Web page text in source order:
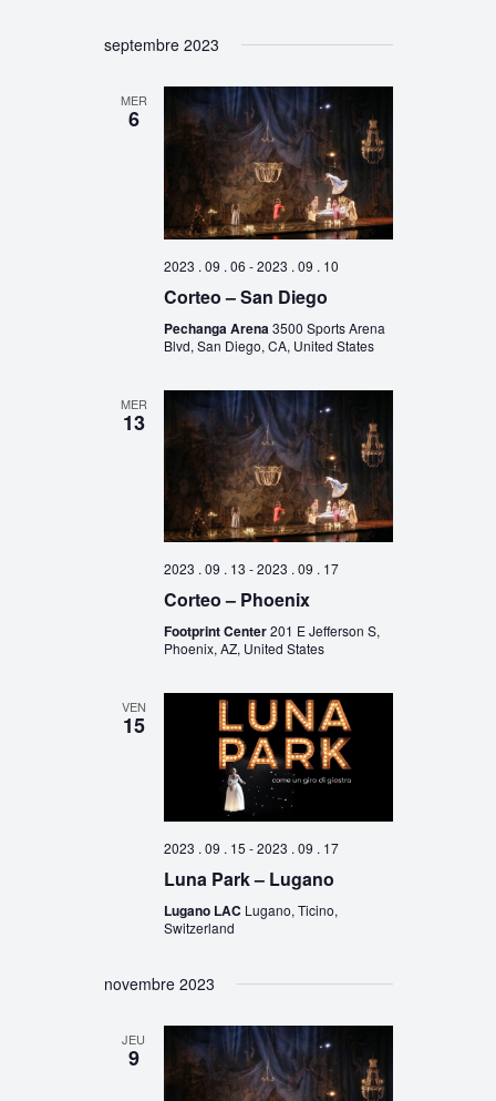
septembre 2023
MER
6
2023 . 09 . 06 -2023 . 09 . 10
Corteo – San Diego
Pechanga Arena3500 Sports Arena
Blvd, San Diego, CA, United States
MER
13
2023 . 09 . 13 -2023 . 09 . 17
Corteo – Phoenix
Footprint Center201 E Jefferson S,
Phoenix, AZ, United States
VEN
15
2023 . 09 . 15 -2023 . 09 . 17
Luna Park – Lugano
Lugano LAC Lugano, Ticino,
Switzerland
novembre 2023
JEU
9